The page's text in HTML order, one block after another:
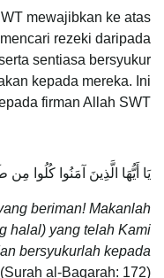
mewajibkan ke atas
rezeki daripada
sentiasa bersyukur
kepada mereka. Ini
firman Allah SWT:
يَا أَيُّهَا الَّذِينَ آمَنُوا كُلُوا
beriman! Makanlah
halal) yang telah Kami
bersyukurlah kepada
(Surah al-Baqarah: 172)